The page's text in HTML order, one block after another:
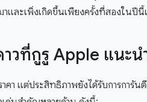
าและเพิ่งเกิดขึ้นเพียงครั้งที่สองในปี
วที่กูรู Apple แนะน
า แต่ประสิทธิภาพยังได้รับการการัน